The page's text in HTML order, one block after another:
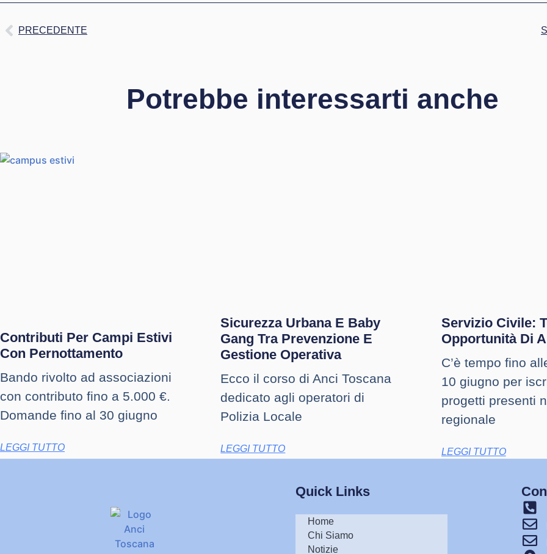
PRECEDENTE
Potrebbe interessarti anche
Contributi Per Campi Estivi
Con Pernottamento
Bando rivolto ad associazioni
con contributo fino a 5.000 €.
Domande fino al 30 giugno
LEGGI TUTTO
Sicurezza Urbana E Baby
Gang Tra Prevenzione E
Gestione Operativa
Ecco il corso di Anci Toscana
dedicato agli operatori di
Polizia Locale
LEGGI TUTTO
Servizio Civile:
Opportunità Di
C’è tempo fino
10 giugno per
progetti presenti
regionale
LEGGI TUTTO
Quick Links
Home
Chi Siamo
Notizie